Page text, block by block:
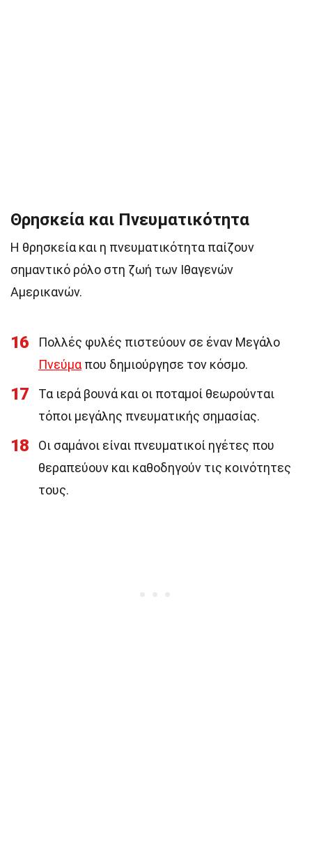
Θρησκεία και Πνευματικότητα
Η θρησκεία και η πνευματικότητα παίζουν
σημαντικό ρόλο στη ζωή των Ιθαγενών
Αμερικανών.
16
Πολλές φυλές πιστεύουν σε έναν Μεγάλο
Πνεύμα που δημιούργησε τον κόσμο.
17
Τα ιερά βουνά και οι ποταμοί θεωρούνται
τόποι μεγάλης πνευματικής σημασίας.
18
Οι σαμάνοι είναι πνευματικοί ηγέτες που
θεραπεύουν και καθοδηγούν τις κοινότητες
τους.